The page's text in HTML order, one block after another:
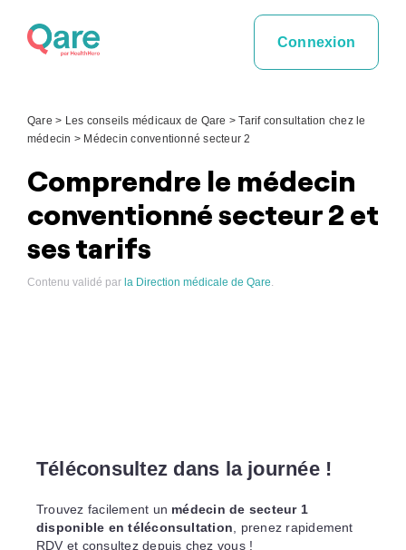
Connexion
Qare > Les conseils médicaux de Qare >Tarif consultation chez le
médecin > Médecin conventionné secteur 2
Comprendre le médecin
conventionné secteur 2 et
ses tarifs
Contenu validé par la Direction médicale de Qare.
Téléconsultez dans la journée !
Trouvez facilement un médecin de secteur 1
disponible en téléconsultation , prenez rapidement
RDV et consultez depuis chez vous !